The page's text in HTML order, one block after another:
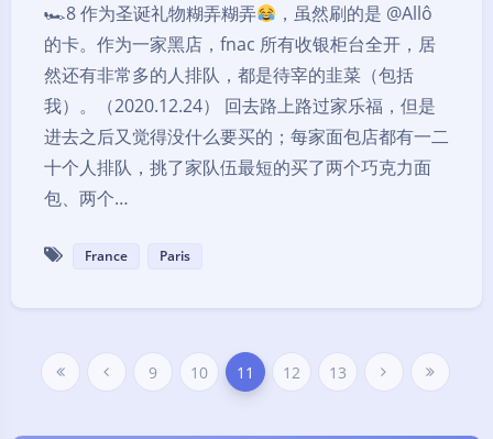
🏎8 作为圣诞礼物糊弄糊弄
，虽然刷的是 @Allô
的卡。作为一家黑店，fnac 所有收银柜台全开，居
然还有非常多的人排队，都是待宰的韭菜（包括
我）。（2020.12.24） 回去路上路过家乐福，但是
进去之后又觉得没什么要买的；每家面包店都有一二
十个人排队，挑了家队伍最短的买了两个巧克力面
包、两个…
France Paris
9 10 11 12 13